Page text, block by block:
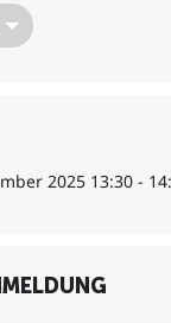
ich einen
2025 13:30 -